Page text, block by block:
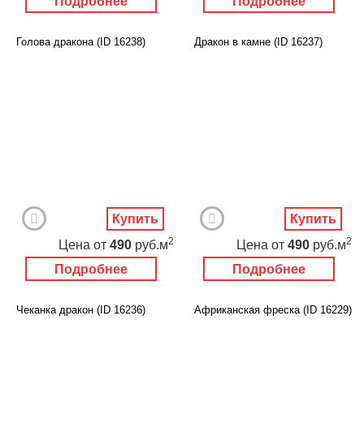
Голова дракона (ID 16238)
Подробнее
Цена от 490 руб.м2
Купить
Дракон в камне (ID 16237)
Подробнее
Цена от 490 руб.м2
Купить
Чеканка дракон (ID 16236) Африканская фреска (ID 16229)